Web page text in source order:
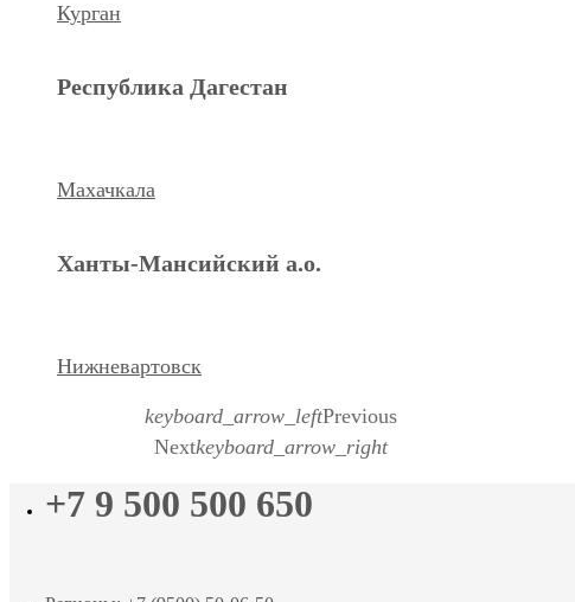
Курган
Республика Дагестан
Махачкала
Ханты-Мансийский а.о.
Нижневартовск
keyboard_arrow_leftPrevious
Nextkeyboard_arrow_right
+7 9 500 500 650